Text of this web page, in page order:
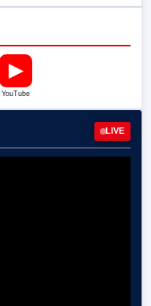
▶
YouTube
LIVE